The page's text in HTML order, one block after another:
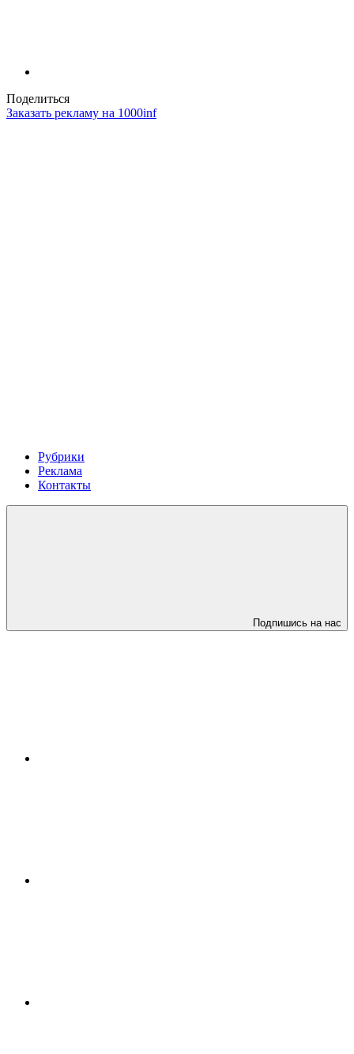
Поделиться
Заказать рекламу на 1000inf
Рубрики
Реклама
Контакты
Подпишись на нас